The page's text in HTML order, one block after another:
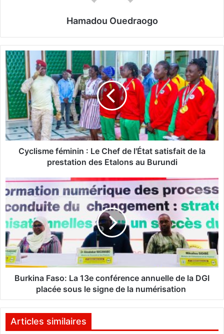
Hamadou Ouedraogo
C
y
c
l
s
m
e
f
n
i
n
:
L
e
C
h
e
l
Cyclisme féminin : Le Chef de l'État satisfait de la
prestation des Etalons au Burundi
B
u
r
k
i
n
a
F
a
:
L
1
Burkina Faso: La 13e conférence annuelle de la DGI
placée sous le signe de la numérisation
Articles similaires